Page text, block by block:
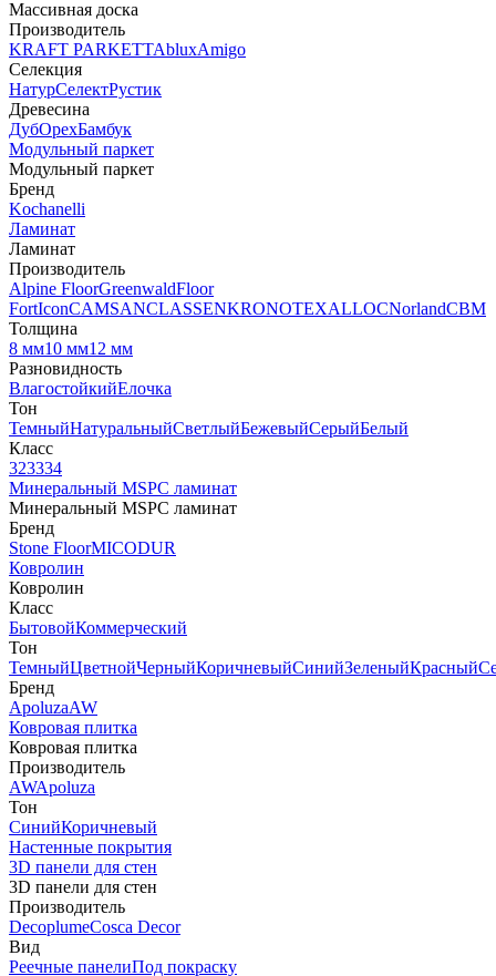
Массивная доска
Производитель
KRAFT PARKETTAbluxAmigo
Селекция
НатурСелектРустик
Древесина
ДубОрехБамбук
Модульный паркет
Модульный паркет
Бренд
Kochanelli
Ламинат
Ламинат
Производитель
Alpine FloorGreenwaldFloor
FortIconCAMSANCLASSENKRONOTEXALLOCNorlandCBM
Толщина
8 мм10 мм12 мм
Разновидность
ВлагостойкийЕлочка
Тон
ТемныйНатуральныйСветлыйБежевыйСерыйБелый
Класс
323334
Минеральный MSPC ламинат
Минеральный MSPC ламинат
Бренд
Stone FloorMICODUR
Ковролин
Ковролин
Класс
БытовойКоммерческий
Тон
ТемныйЦветнойЧерныйКоричневыйСинийЗеленыйКрасный
Бренд
ApoluzaAW
Ковровая плитка
Ковровая плитка
Производитель
AWApoluza
Тон
СинийКоричневый
Настенные покрытия
3D панели для стен
3D панели для стен
Производитель
DecoplumeCosca Decor
Вид
Реечные панелиПод покраску